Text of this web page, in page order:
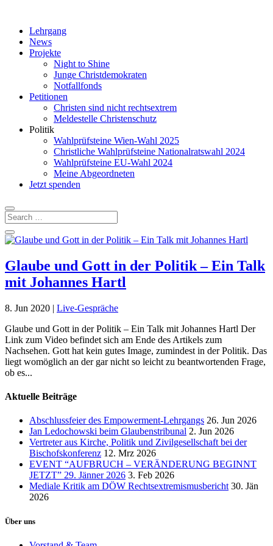
Lehrgang
News
Projekte
Night to Shine
Junge Christdemokraten
Notfallfonds
Petitionen
Christen sind nicht rechtsextrem
Meldestelle Christenschutz
Politik
Wahlprüfsteine Wien-Wahl 2025
Christliche Wahlprüfsteine Nationalratswahl 2024
Wahlprüfsteine EU-Wahl 2024
Meine Abgeordneten
Jetzt spenden
Glaube und Gott in der Politik – Ein Talk
mit Johannes Hartl
8. Jun 2020 | Live-Gespräche
Glaube und Gott in der Politik – Ein Talk mit Johannes Hartl Der
Link zum Video befindet sich am Ende des Artikels zum
Nachsehen. Gott hat kein gutes Image, zumindest in der Politik. Das
liegt womöglich an der gar nicht so leicht zu beantwortenden Frage,
ob es...
Aktuelle Beiträge
Abschlussfeier des Empowerment-Lehrgangs 26. Jun 2026
Jan Ledochowski beim Glaubenstribunal 2. Jun 2026
Vertreter aus Kirche, Politik und Zivilgesellschaft bei der
Bischofskonferenz 12. Mrz 2026
EVENT “AUFBRUCH – VERÄNDERUNG BEGINNT
JETZT” 29. Jänner 2026 3. Feb 2026
Mediale Kritik am DÖW Rechtsextremismusbericht 30. Jän
2026
Über uns